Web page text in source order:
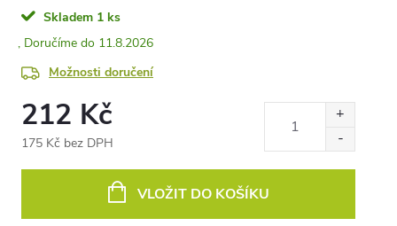
Skladem 1 ks
11.8.2026
Možnosti doručení
212 Kč
175 Kč bez DPH
VLOŽIT DO KOŠÍKU